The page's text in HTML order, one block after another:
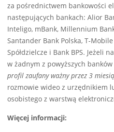
za pośrednictwem bankowości
następujących bankach: Alior
Inteligo, mBank, Millennium
Santander Bank Polska, T-
Spółdzielcze i Bank BPS. Jeżeli
w żadnym z powyższych banków
profil zaufany ważny przez 3
rozmowie wideo z urzędnikiem
osobistego z warstwą
Więcej informacji: